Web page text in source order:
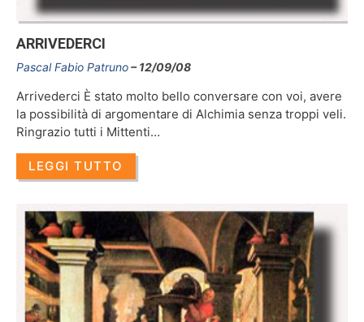
ARRIVEDERCI
Pascal Fabio Patruno 12/09/08
Arrivederci È stato molto bello conversare con voi, avere
la possibilità di argomentare di Alchimia senza troppi veli.
Ringrazio tutti i Mittenti…
LEGGI TUTTO